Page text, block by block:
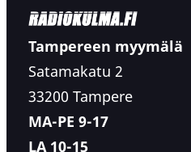
Tampereen myymälä
Satamakatu 2
33200 Tampere
MA-PE 9-17
LA 10-15